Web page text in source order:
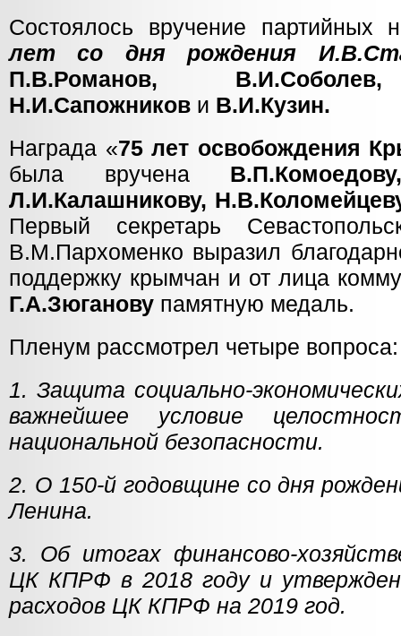
Состоялось вручение партийных
лет со дня рождения
П.В.Романов,
Н.И.Сапожников и В.И.Кузин.
Награда «75 лет освобождения
была вручена
Л.И.Калашникову,
Первый секретарь
В.М.Пархоменко выразил
поддержку крымчан и от лица
Г.А.Зюганову памятную медаль.
Пленум рассмотрел четыре вопроса:
1. Защита социально-
важнейшее условие
национальной безопасности.
2. О 150-й годовщине со дня
Ленина.
3. Об итогах финансово-
ЦК КПРФ в 2018 году и
расходов ЦК КПРФ на 2019 год.